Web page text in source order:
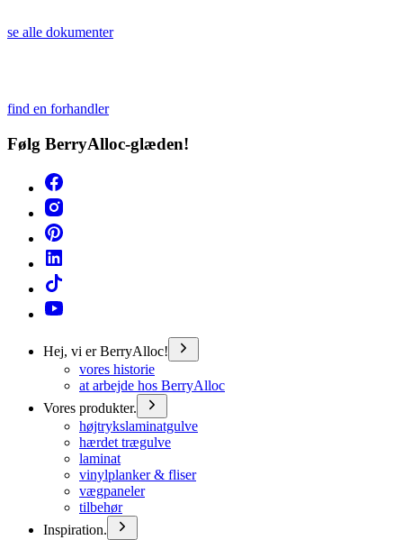
se alle dokumenter
find en forhandler
Følg BerryAlloc-glæden!
Hej, vi er BerryAlloc!
vores historie
at arbejde hos BerryAlloc
Vores produkter.
højtrykslaminatgulve
hærdet trægulve
laminat
vinylplanker & fliser
vægpaneler
tilbehør
Inspiration.